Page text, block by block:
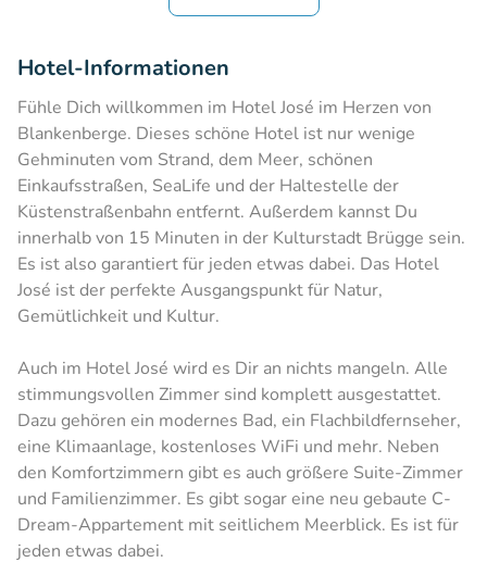
Hotel-Informationen
Fühle Dich willkommen im Hotel José im Herzen von
Blankenberge. Dieses schöne Hotel ist nur wenige
Gehminuten vom Strand, dem Meer, schönen
Einkaufsstraßen, SeaLife und der Haltestelle der
Küstenstraßenbahn entfernt. Außerdem kannst Du
innerhalb von 15 Minuten in der Kulturstadt Brügge sein.
Es ist also garantiert für jeden etwas dabei. Das Hotel
José ist der perfekte Ausgangspunkt für Natur,
Gemütlichkeit und Kultur.
Auch im Hotel José wird es Dir an nichts mangeln. Alle
stimmungsvollen Zimmer sind komplett ausgestattet.
Dazu gehören ein modernes Bad, ein Flachbildfernseher,
eine Klimaanlage, kostenloses WiFi und mehr. Neben
den Komfortzimmern gibt es auch größere Suite-Zimmer
und Familienzimmer. Es gibt sogar eine neu gebaute C-
Dream-Appartement mit seitlichem Meerblick. Es ist für
jeden etwas dabei.